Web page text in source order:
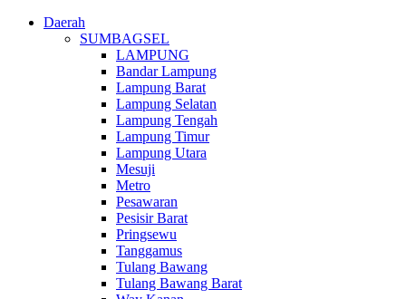
Daerah
SUMBAGSEL
LAMPUNG
Bandar Lampung
Lampung Barat
Lampung Selatan
Lampung Tengah
Lampung Timur
Lampung Utara
Mesuji
Metro
Pesawaran
Pesisir Barat
Pringsewu
Tanggamus
Tulang Bawang
Tulang Bawang Barat